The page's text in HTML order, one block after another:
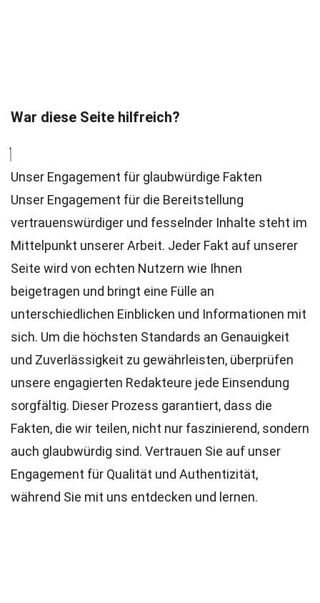
War diese Seite hilfreich?
Unser Engagement für glaubwürdige Fakten
Unser Engagement für die Bereitstellung
vertrauenswürdiger und fesselnder Inhalte steht im
Mittelpunkt unserer Arbeit. Jeder Fakt auf unserer
Seite wird von echten Nutzern wie Ihnen
beigetragen und bringt eine Fülle an
unterschiedlichen Einblicken und Informationen mit
sich. Um die höchsten Standards an Genauigkeit
und Zuverlässigkeit zu gewährleisten, überprüfen
unsere engagierten Redakteure jede Einsendung
sorgfältig. Dieser Prozess garantiert, dass die
Fakten, die wir teilen, nicht nur faszinierend, sondern
auch glaubwürdig sind. Vertrauen Sie auf unser
Engagement für Qualität und Authentizität,
während Sie mit uns entdecken und lernen.